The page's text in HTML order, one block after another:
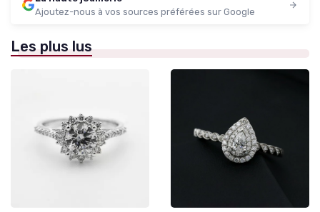
Ajoutez-nous à vos sources préférées sur Google
Les plus lus